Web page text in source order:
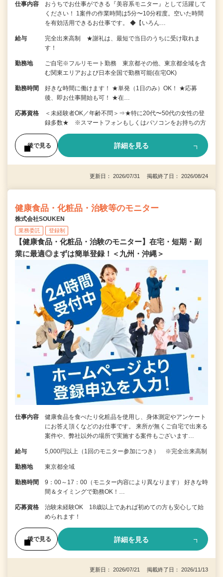
仕事内容
おうちでお仕事ができる『美容系モニター』として活躍して
ください！ 1案件の作業時間は5分〜10分程度。空いた時間
を有効活用できるお仕事です。 ◆【いろん…
給与
完全出来高制 ★謝礼は、最短で当日のうちに受け取れま
す！
勤務地
ご自宅※フルリモート勤務 東京都その他、東京都全域を含
む関東エリアおよび日本全国で勤務可能(在宅OK)
勤務時間
好きな時間に働けます！ ★単発（1日のみ）OK！ ★応募
後、即お仕事開始も可！ ★在…
応募資格
＜未経験者OK／年齢不問＞⇒★特に20代〜50代の女性の登
録多数★ ※スマートフォンもしくはパソコンをお持ちの方
後で見る 詳細を見る
更新日： 2026/07/31 掲載終了日： 2026/08/24
健康食品・化粧品・治験等のモニター
株式会社SOUKEN
業務委託 登録制
【健康食品・化粧品・治験のモニター】在宅・短期・副
業に最適◎まずは簡単登録！＜九州・沖縄＞
仕事内容
健康食品を食べたり化粧品を使用し、身体測定やアンケート
にお答え頂くなどのお仕事です。 来所が無くご自宅で出来る
案件や、弊社以外の場所で実施する案件もございます…
給与 5,000円以上（1回のモニター参加につき） ※完全出来高制
勤務地 東京都全域
勤務時間
9：00～17：00（モニター内容により異なります） 好きな時
間＆タイミングで勤務OK！…
応募資格
治験未経験OK 18歳以上であれば初めての方も安心して始
められます！
後で見る 詳細を見る
更新日： 2026/07/21 掲載終了日： 2026/11/13